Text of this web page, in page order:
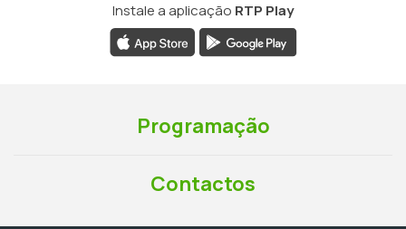
Instale a aplicação RTP Play
Programação
Contactos